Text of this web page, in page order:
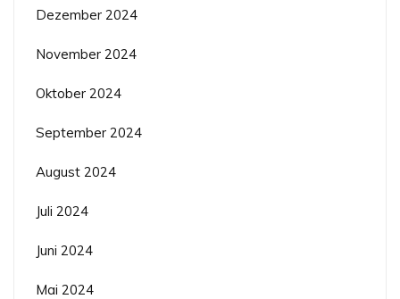
Dezember 2024
November 2024
Oktober 2024
September 2024
August 2024
Juli 2024
Juni 2024
Mai 2024